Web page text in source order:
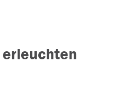
erleuchten